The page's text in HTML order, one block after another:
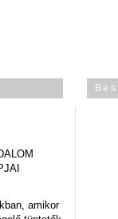
amikor